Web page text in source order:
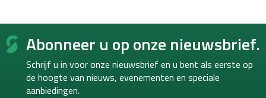
F
Abonneer u op onze nieuwsbrief.
Schrijf u in voor onze nieuwsbrief en u bent als eerste op
de hoogte van nieuws, evenementen en speciale
aanbiedingen.